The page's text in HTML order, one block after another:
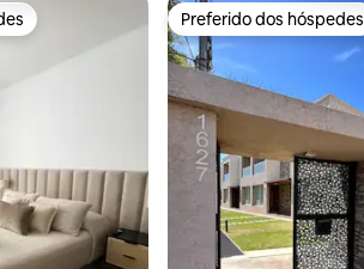
avaliações
dos hóspedes Preferido dos hóspedes
Preferido dos hóspedes